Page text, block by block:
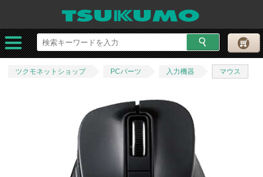
ツクモネットショップ PCパーツ 入力機器 マウス